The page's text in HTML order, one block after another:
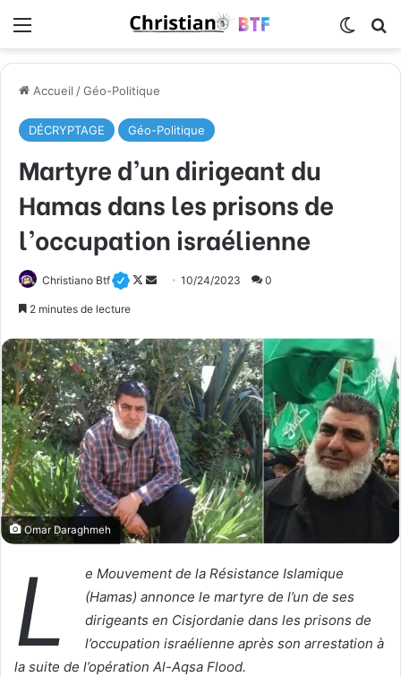
Accueil /Géo-Politique
DÉCRYPTAGE Géo-Politique
Martyre d’un dirigeant du
Hamas dans les prisons de
l’occupation israélienne
Christiano Btf
F
l
o
w
o
n
X
o
y
e
r
u
n
c
o
r
i
e
l
10/24/2023 0
2 minutes de lecture
Omar Daraghmeh
L
e Mouvement de la Résistance Islamique
(Hamas) annonce le martyre de l’un de ses
dirigeants en Cisjordanie dans les prisons de
l’occupation israélienne après son arrestation à
la suite de l’opération Al-Aqsa Flood.